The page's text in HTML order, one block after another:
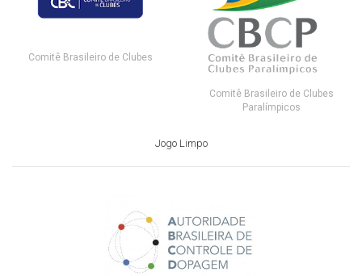
Comitê Brasileiro de Clubes
Comitê Brasileiro de Clubes
Paralímpicos
Jogo Limpo